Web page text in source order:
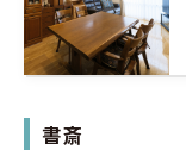
書斎